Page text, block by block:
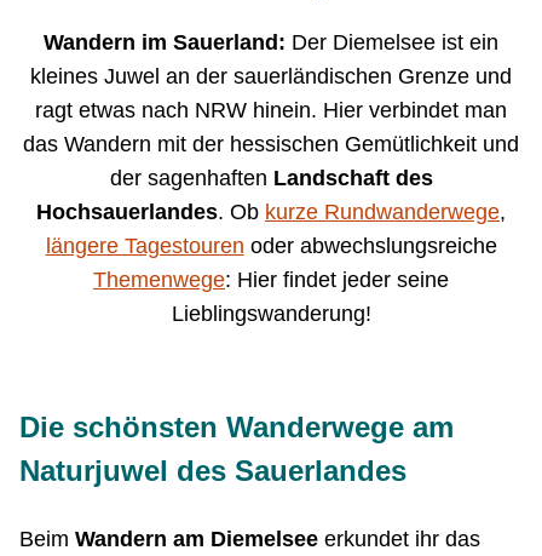
Wandern im Sauerland: Der Diemelsee ist ein
kleines Juwel an der sauerländischen Grenze und
ragt etwas nach NRW hinein. Hier verbindet man
das Wandern mit der hessischen Gemütlichkeit und
der sagenhaften Landschaft des
Hochsauerlandes. Ob kurze Rundwanderwege,
längere Tagestouren oder abwechslungsreiche
Themenwege: Hier findet jeder seine
Lieblingswanderung!
Die schönsten Wanderwege am
Naturjuwel des Sauerlandes
Beim Wandern am Diemelsee erkundet ihr das